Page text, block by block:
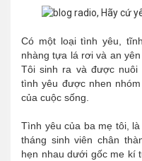
Có một loại tình yêu,
nhàng tựa lá rơi và an
Tôi sinh ra và được
tình yêu được nhen
của cuộc sống.
Tình yêu của ba mẹ tôi,
tháng sinh viên chân
hẹn nhau dưới gốc me kí